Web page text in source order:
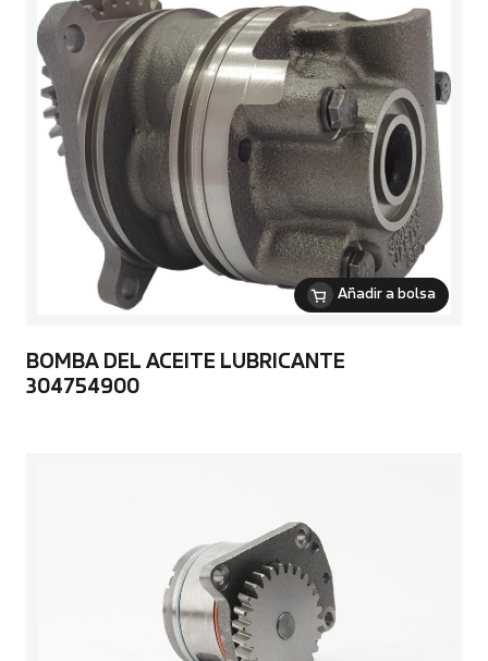
Añadir a bolsa
BOMBA DEL ACEITE LUBRICANTE
304754900